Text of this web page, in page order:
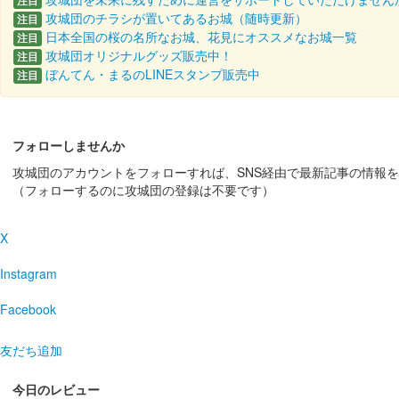
販売終了
「第参回大阪・お城フェス2024」会場内国宝 彦根城・佐
2024年3月2日〜3月3日に開催されたにっぽん城まつり
イン。会……
佐和山城 御城印
注目 攻城団のチラシが置いてあるお城（随時更新）
注目 日本全国の桜の名所なお城、花見にオススメなお城一覧
注目 攻城団オリジナルグッズ販売中！
注目 ぼんてん・まるのLINEスタンプ販売中
フォローしませんか
攻城団のアカウントをフォローすれば、SNS経由で最新記事の情報
（フォローするのに攻城団の登録は不要です）
X
Instagram
Facebook
友だち追加
今日のレビュー